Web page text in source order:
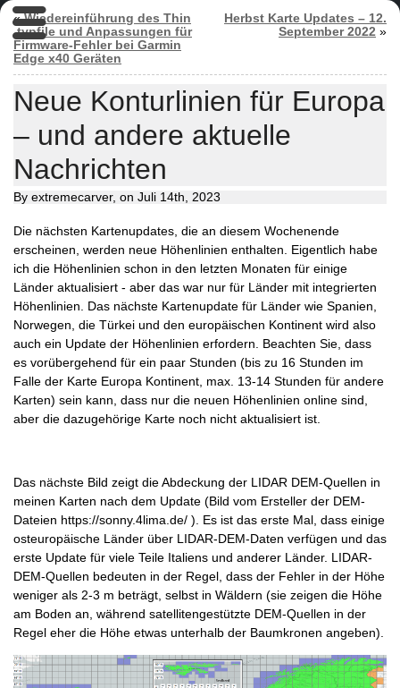
«Wiedereinführung des Thin
.typfile und Anpassungen für
Firmware-Fehler bei Garmin
Edge x40 Geräten
Herbst Karte Updates – 12.
September 2022 »
Neue Konturlinien für Europa
– und andere aktuelle
Nachrichten
By extremecarver, on Juli 14th, 2023
Die nächsten Kartenupdates, die an diesem Wochenende
erscheinen, werden neue Höhenlinien enthalten. Eigentlich habe
ich die Höhenlinien schon in den letzten Monaten für einige
Länder aktualisiert - aber das war nur für Länder mit integrierten
Höhenlinien. Das nächste Kartenupdate für Länder wie Spanien,
Norwegen, die Türkei und den europäischen Kontinent wird also
auch ein Update der Höhenlinien erfordern. Beachten Sie, dass
es vorübergehend für ein paar Stunden (bis zu 16 Stunden im
Falle der Karte Europa Kontinent, max. 13-14 Stunden für andere
Karten) sein kann, dass nur die neuen Höhenlinien online sind,
aber die dazugehörige Karte noch nicht aktualisiert ist.
Das nächste Bild zeigt die Abdeckung der LIDAR DEM-Quellen in
meinen Karten nach dem Update (Bild vom Ersteller der DEM-
Dateien https://sonny.4lima.de/ ). Es ist das erste Mal, dass einige
osteuropäische Länder über LIDAR-DEM-Daten verfügen und das
erste Update für viele Teile Italiens und anderer Länder. LIDAR-
DEM-Quellen bedeuten in der Regel, dass der Fehler in der Höhe
weniger als 2-3 m beträgt, selbst in Wäldern (sie zeigen die Höhe
am Boden an, während satellitengestützte DEM-Quellen in der
Regel eher die Höhe etwas unterhalb der Baumkronen angeben).